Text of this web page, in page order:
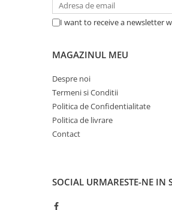
Display & signage
Ecrane Digital Signage
Proiectoare
Proiectoare Business
Proiectoare Consumer
Componente
Plăci de baza
I want to receive a newsletter
MAGAZINUL MEU
Despre noi
Termeni si Conditii
Politica de Confidentialitate
Politica de livrare
Contact
SOCIAL URMARESTE-NE IN